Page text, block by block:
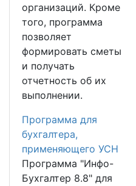
организаций. Кроме
того, программа
позволяет
формировать сметы
и получать
отчетность об их
выполнении.
Программа для
бухгалтера,
применяющего УСН
Программа "Инфо-
Бухгалтер 8.8" для